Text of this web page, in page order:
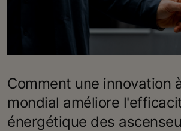
Comment une innovation
mondial améliore
énergétique des